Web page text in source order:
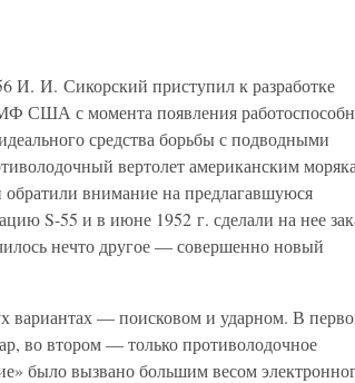
И. И. Сикорский приступил к разработке
США с момента появления
средства борьбы с подводными
вертолет американским
внимание на предлагавшуюся
S-55 и в июне 1952 г. сделали на нее
нечто другое — совершенно новый
вариантах — поисковом и ударном. В
во втором — только противолодочное
было вызвано большим весом